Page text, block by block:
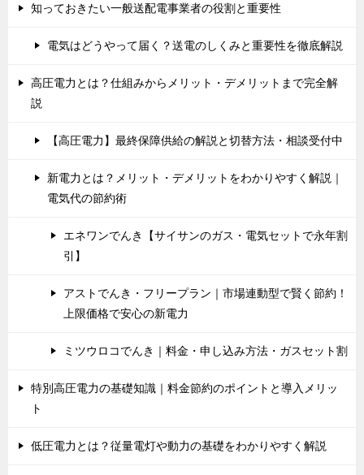
知っておきたい一般送配電事業者の役割と重要性
電気はどうやって届く？送電のしくみと重要性を徹底解説
高圧電力とは？仕組みからメリット・デメリットまで完全解
説
【高圧電力】最終保障供給の解説と切替方法・相談受付中
新電力とは？メリット・デメリットをわかりやすく解説｜
電気代の節約術
エネワンでんき【サイサンのガス・電気セットで永年割
引】
アストでんき・フリープラン｜市場連動型で賢く節約！
上限価格で安心の新電力
ミツウロコでんき｜料金・申し込み方法・ガスセット割
特別高圧電力の基礎知識｜料金節約のポイントと導入メリッ
ト
低圧電力とは？従量電灯や動力の基礎をわかりやすく解説